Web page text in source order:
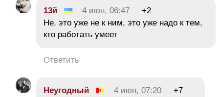
13й 4 июн, 06:47
+2
Не, это уже не к ним, это уже надо к тем,
кто работать умеет
Ответить
Неугодный 4 июн, 07:20
+7